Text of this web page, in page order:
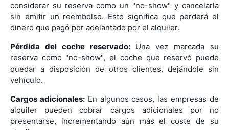
considerar su reserva como un "no-show" y cancelarla
sin emitir un reembolso. Esto significa que perderá el
dinero que pagó por adelantado por el alquiler.
Pérdida del coche reservado:Una vez marcada su
reserva como "no-show", el coche que reservó puede
quedar a disposición de otros clientes, dejándole sin
vehículo.
Cargos adicionales:En algunos casos, las empresas de
alquiler pueden cobrar cargos adicionales por no
presentarse, incrementando aún más el coste de su